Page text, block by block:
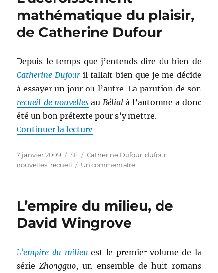
David
mathématique du plaisir,
de Catherine Dufour
Depuis le temps que j’entends dire du bien de
Catherine Dufouril fallait bien que je me décide
à essayer un jour ou l’autre. La parution de son
recueil de nouvellesauBélial à l’automne a donc
été un bon prétexte pour s’y mettre.
Continuer la lecture
Publié
le
7 janvier 2009 Catégories
SF Étiquettes
Catherine Dufour,dufour,
nouvelles, recueil Un commentairesur
plaisir,
L’empire du milieu, de
David Wingrove
L’empire du milieu est le premier volume de la
série Zhongguo, un ensemble de huit romans